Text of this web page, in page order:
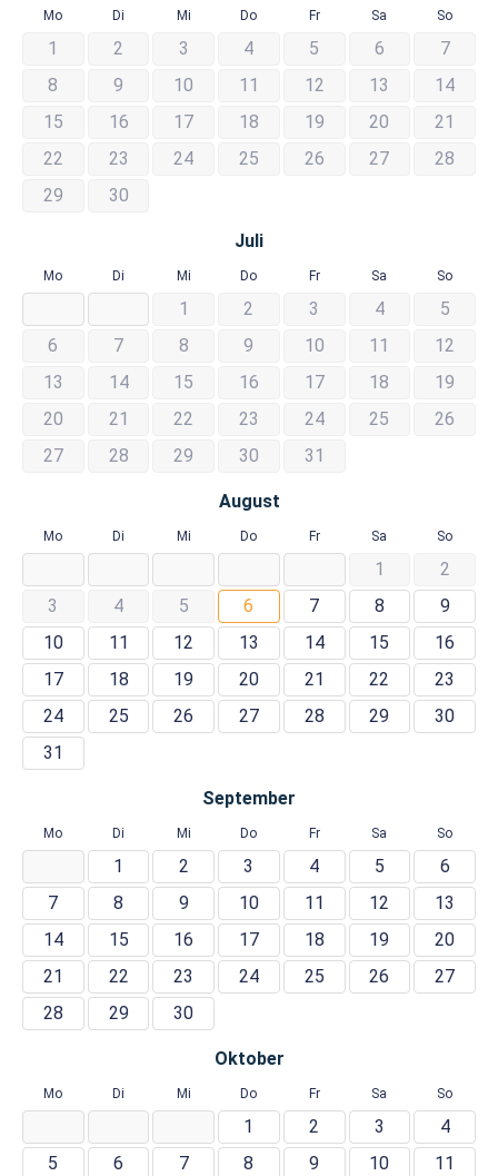
Mo Di Mi Do Fr Sa So
1 2 3 4 5 6
7
8
9 10 11 12 13
14
15
16 17 18 19 20
21
22
23 24 25 26 27
28
29
30
Juli
Mo Di Mi Do Fr Sa So
1 2 3 4
5
6
7 8 9 10 11
12
13
14 15 16 17 18
19
20
21 22 23 24 25
26
27
28 29 30 31
August
Mo Di Mi Do Fr Sa So
1
2
3
4 5 6 7 8
9
10
11 12 13 14 15
16
17
18 19 20 21 22
23
24
25 26 27 28 29
30
31
September
Mo Di Mi Do Fr Sa So
1 2 3 4 5
6
7
8 9 10 11 12
13
14
15 16 17 18 19
20
21
22 23 24 25 26
27
28
29 30
Oktober
Mo Di Mi Do Fr Sa So
1 2 3
4
5
6 7 8 9 10
11